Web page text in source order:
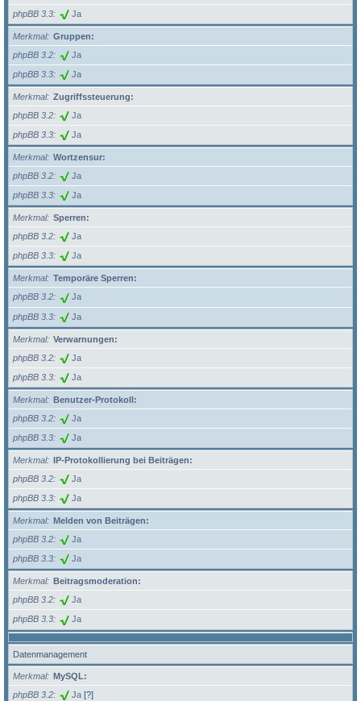
phpBB 3.3 Ja
Merkmal
Gruppen:
phpBB 3.2
Ja
phpBB 3.3 Ja
Merkmal
Zugriffssteuerung:
phpBB 3.2
Ja
phpBB 3.3 Ja
Merkmal
Wortzensur:
phpBB 3.2
Ja
phpBB 3.3 Ja
Merkmal
Sperren:
phpBB 3.2
Ja
phpBB 3.3 Ja
Merkmal
Temporäre Sperren:
phpBB 3.2
Ja
phpBB 3.3 Ja
Merkmal
Verwarnungen:
phpBB 3.2
Ja
phpBB 3.3 Ja
Merkmal
Benutzer-Protokoll:
phpBB 3.2
Ja
phpBB 3.3 Ja
Merkmal
IP-Protokollierung bei Beiträgen:
phpBB 3.2
Ja
phpBB 3.3 Ja
Merkmal
Melden von Beiträgen:
phpBB 3.2
Ja
phpBB 3.3 Ja
Merkmal
Beitragsmoderation:
phpBB 3.2
Ja
phpBB 3.3 Ja
Datenmanagement
Merkmal
MySQL:
phpBB 3.2
Ja [?]